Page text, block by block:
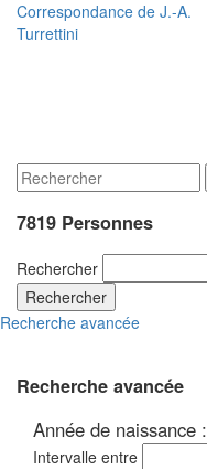
Correspondance de J.-A.
Turrettini
7819 Personnes
Rechercher
Rechercher
Recherche avancée
Recherche avancée
Année de naissance :
Intervalle entre